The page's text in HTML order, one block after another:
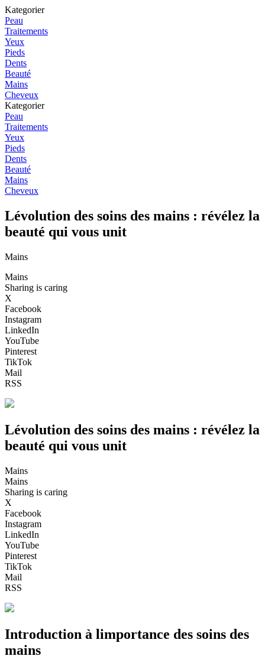
Kategorier
Peau
Traitements
Yeux
Pieds
Dents
Beauté
Mains
Cheveux
Kategorier
Peau
Traitements
Yeux
Pieds
Dents
Beauté
Mains
Cheveux
Lévolution des soins des mains : révélez la
beauté qui vous unit
Mains
Mains
Sharing is caring
X
Facebook
Instagram
LinkedIn
YouTube
Pinterest
TikTok
Mail
RSS
Lévolution des soins des mains : révélez la
beauté qui vous unit
Mains
Mains
Sharing is caring
X
Facebook
Instagram
LinkedIn
YouTube
Pinterest
TikTok
Mail
RSS
Introduction à limportance des soins des
mains